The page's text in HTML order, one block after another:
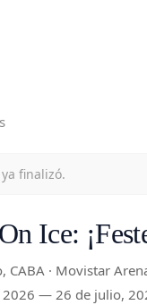
finalizó.
Ice:
CABA · Movistar
2026 — 26 de julio,